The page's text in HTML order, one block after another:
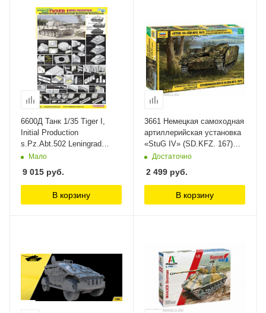
6600Д Танк 1/35 Tiger I,
Initial Production
s.Pz.Abt.502 Leningrad
Region 1942/3 Dragon, 1/35
Мало
9 015 руб.
В корзину
3661 Немецкая самоходная
артиллерийская установка
«StuG IV» (SD.KFZ. 167)
Звезда, 1/35
Достаточно
2 499 руб.
В корзину